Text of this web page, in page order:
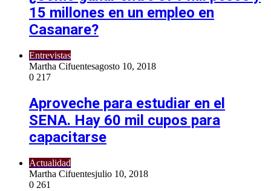
15 millones en un empleo en
Casanare?
Entrevistas
Martha Cifuentesagosto 10, 2018
0 217
Aproveche para estudiar en el
SENA. Hay 60 mil cupos para
capacitarse
Actualidad
Martha Cifuentesjulio 10, 2018
0 261